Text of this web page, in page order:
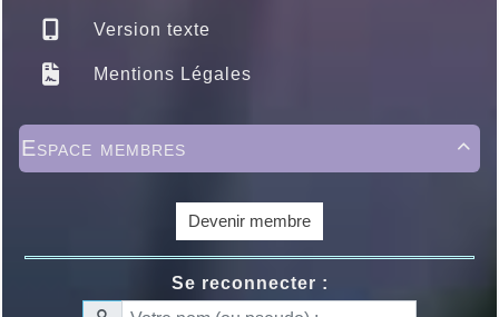
Version texte
Mentions Légales

Espace membres
Devenir membre
Se reconnecter :